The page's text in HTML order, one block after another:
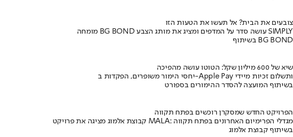
צובעים את הבית? אל תעשו את הטעות הזו
מומחה BG BOND עושה סדר על המדפים ומציג את מותג הצבע SIMPLY
בשיתוף BG BOND
שיא של 600 מיליון שקל: הטוטו עושה מהפיכה
יחסי הימור משופרים, הפקדות ב-Apple Pay ותשלום זכיות מיידי
בשיתוף המועצה להסדר ההימורים בספורט
הפרויקט החדש שמסקרן רוכשים בפתח תקווה
קבוצת אלמוג מציגה את פרויקט MALA: מגדלי הפרימיום האחרונים בפתח תקווה
בשיתוף קבוצת אלמוג